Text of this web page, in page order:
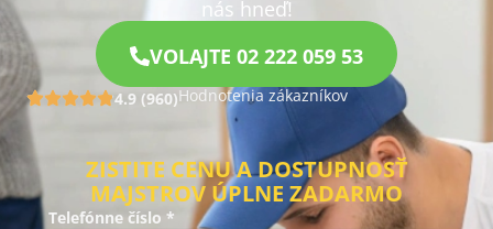
nás hneď!
VOLAJTE 02 222 059 53
4.9 (960)Hodnotenia zákazníkov
ZISTITE CENU A DOSTUPNOSŤ
MAJSTROV ÚPLNE ZADARMO
Telefónne číslo *